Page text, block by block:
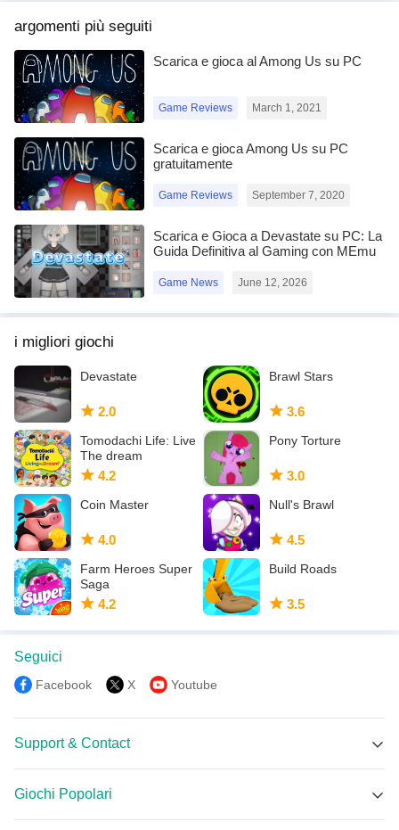
argomenti più seguiti
Scarica e gioca al Among Us su PC
Game Reviews March 1, 2021
Scarica e gioca Among Us su PC
gratuitamente
Game Reviews September 7, 2020
Scarica e Gioca a Devastate su PC: La
Guida Definitiva al Gaming con MEmu
Game News June 12, 2026
i migliori giochi
Devastate
2.0
Brawl Stars
3.6
Tomodachi Life: Live
The dream
4.2
Pony Torture
3.0
Coin Master
4.0
Null's Brawl
4.5
Farm Heroes Super
Saga
4.2
Build Roads
3.5
Seguici
Facebook X Youtube
Support & Contact
Supporto MEmu
Facebook Group
Discord
Giochi Popolari
Devastate APK